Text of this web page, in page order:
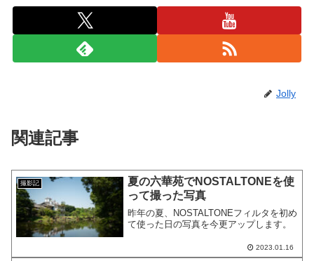
Jolly
関連記事
撮影記
夏の六華苑でNOSTALTONEを使
って撮った写真
昨年の夏、NOSTALTONEフィルタを初め
て使った日の写真を今更アップします。
2023.01.16